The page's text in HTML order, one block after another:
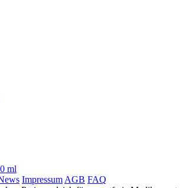
ml
Impressum AGB FAQ